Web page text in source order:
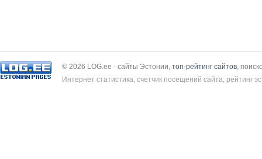
© 2026 LOG.ee - сайты Эстонии, топ-рейтинг сайтов ,
Интернет статистика, счетчик посещений сайта, рейтинг